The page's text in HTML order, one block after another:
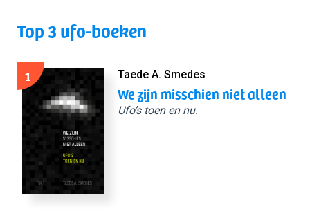
Top 3 ufo-boeken
1 Taede A. Smedes
We zijn misschien niet alleen
Ufo’s toen en nu.